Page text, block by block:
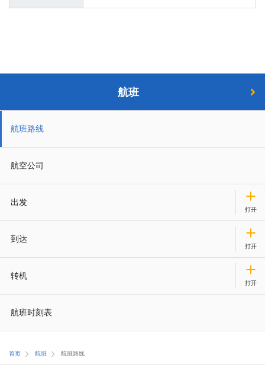
航班
航班路线
航空公司
出发
到达
转机
航班时刻表
首页 航班 航班路线